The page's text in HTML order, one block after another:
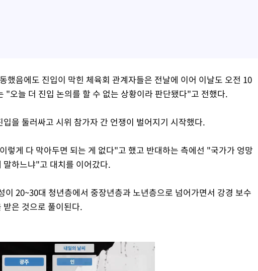
했음에도 진입이 막힌 체육회 관계자들은 전날에 이어 이날도 오전 10
"오늘 더 진입 논의를 할 수 없는 상황이라 판단됐다"고 전했다.
을 둘러싸고 시위 참가자 간 언쟁이 벌어지기 시작했다.
렇게 다 막아두면 되는 게 없다"고 했고 반대하는 측에선 "국가가 엉망
하느냐"고 대치를 이어갔다.
이 20~30대 청년층에서 중장년층과 노년층으로 넘어가면서 강경 보수
은 것으로 풀이된다.